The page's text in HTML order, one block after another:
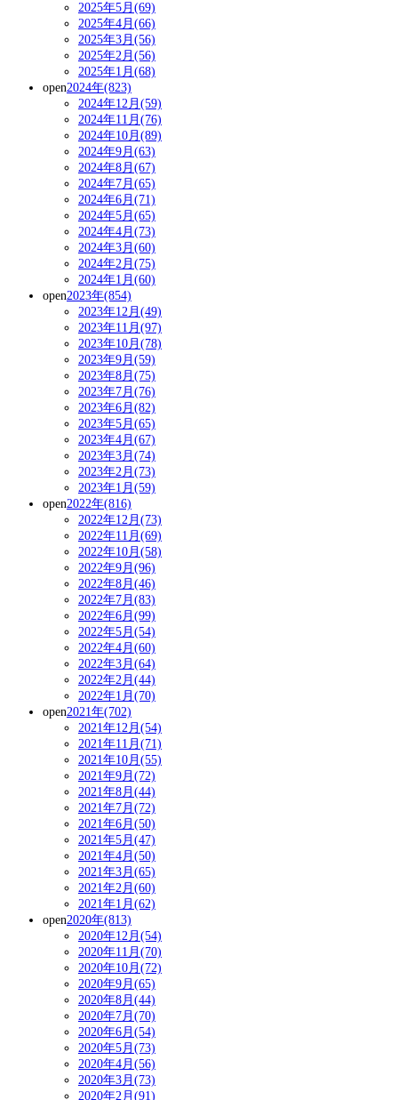
2025年5月(69)
2025年4月(66)
2025年3月(56)
2025年2月(56)
2025年1月(68)
open2024年(823)
2024年12月(59)
2024年11月(76)
2024年10月(89)
2024年9月(63)
2024年8月(67)
2024年7月(65)
2024年6月(71)
2024年5月(65)
2024年4月(73)
2024年3月(60)
2024年2月(75)
2024年1月(60)
open2023年(854)
2023年12月(49)
2023年11月(97)
2023年10月(78)
2023年9月(59)
2023年8月(75)
2023年7月(76)
2023年6月(82)
2023年5月(65)
2023年4月(67)
2023年3月(74)
2023年2月(73)
2023年1月(59)
open2022年(816)
2022年12月(73)
2022年11月(69)
2022年10月(58)
2022年9月(96)
2022年8月(46)
2022年7月(83)
2022年6月(99)
2022年5月(54)
2022年4月(60)
2022年3月(64)
2022年2月(44)
2022年1月(70)
open2021年(702)
2021年12月(54)
2021年11月(71)
2021年10月(55)
2021年9月(72)
2021年8月(44)
2021年7月(72)
2021年6月(50)
2021年5月(47)
2021年4月(50)
2021年3月(65)
2021年2月(60)
2021年1月(62)
open2020年(813)
2020年12月(54)
2020年11月(70)
2020年10月(72)
2020年9月(65)
2020年8月(44)
2020年7月(70)
2020年6月(54)
2020年5月(73)
2020年4月(56)
2020年3月(73)
2020年2月(91)